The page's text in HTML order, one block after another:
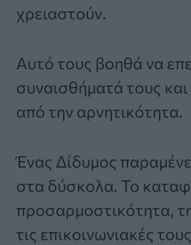
χρειαστούν.
Αυτό τους βοηθά να
συναισθήματά τους
από την αρνητικότητα.
Ένας Δίδυμος
στα δύσκολα. Το
προσαρμοστικότητα,
τις επικοινωνιακές